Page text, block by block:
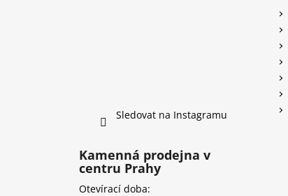
Sledovat na Instagramu
Kamenná prodejna v
centru Prahy
Otevírací doba: